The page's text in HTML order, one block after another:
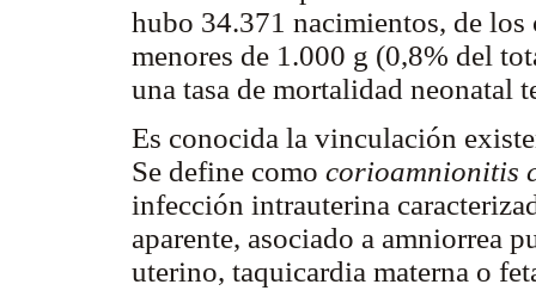
hubo 34.371 nacimientos, de los
menores de 1.000 g (0,8% del
una tasa de mortalidad neonatal
Es conocida la vinculación
Se define como corioamnionitis
infección intrauterina
aparente, asociado a amniorrea
uterino, taquicardia materna o